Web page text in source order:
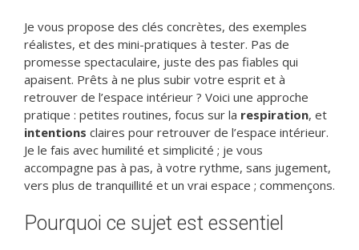
Je vous propose des clés concrètes, des exemples
réalistes, et des mini-pratiques à tester. Pas de
promesse spectaculaire, juste des pas fiables qui
apaisent. Prêts à ne plus subir votre esprit et à
retrouver de l’espace intérieur ? Voici une approche
pratique : petites routines, focus sur la respiration, et
intentions claires pour retrouver de l’espace intérieur.
Je le fais avec humilité et simplicité ; je vous
accompagne pas à pas, à votre rythme, sans jugement,
vers plus de tranquillité et un vrai espace ; commençons.
Pourquoi ce sujet est essentiel